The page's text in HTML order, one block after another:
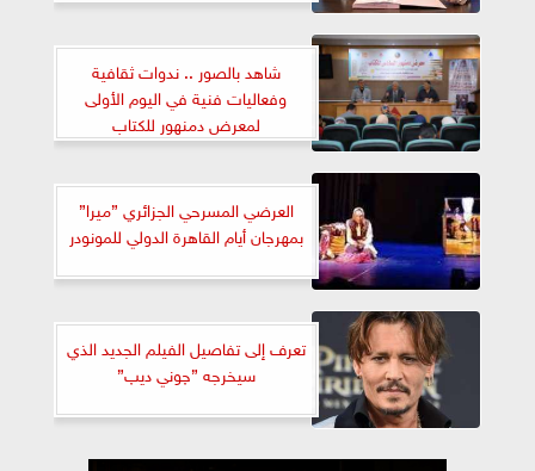
شاهد بالصور .. ندوات ثقافية
وفعاليات فنية في اليوم الأولى
لمعرض دمنهور للكتاب
العرضي المسرحي الجزائري ”ميرا”
بمهرجان أيام القاهرة الدولي للمونودر
تعرف إلى تفاصيل الفيلم الجديد الذي
سيخرجه ”چوني ديپ”